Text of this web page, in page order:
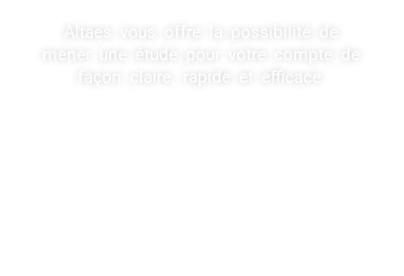
façon claire, rapide et efficace.